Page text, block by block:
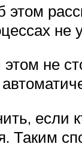
не
не
если
Таким